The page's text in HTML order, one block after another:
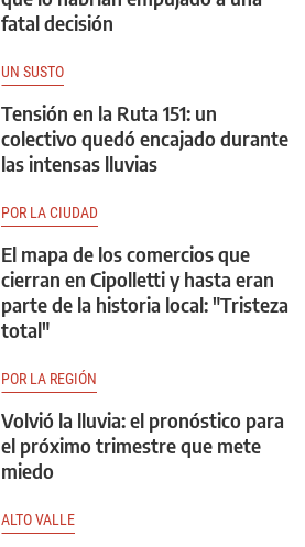
fatal decisión
UN SUSTO
Tensión en la Ruta 151: un
colectivo quedó encajado durante
las intensas lluvias
POR LA CIUDAD
El mapa de los comercios que
cierran en Cipolletti y hasta eran
parte de la historia local: "Tristeza
total"
POR LA REGIÓN
Volvió la lluvia: el pronóstico para
el próximo trimestre que mete
miedo
ALTO VALLE